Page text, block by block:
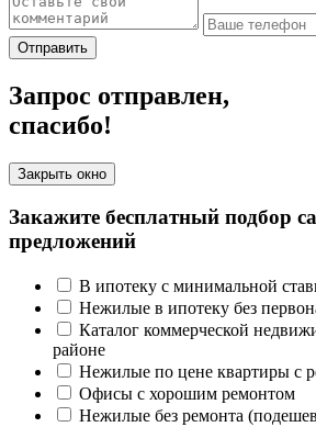
Отправить
Запрос отправлен,
спасибо!
Закрыть окно
Закажите бесплатный подбор
предложений
В ипотеку с минимальной
Нежилые в ипотеку без
Каталог коммерческой
районе
Нежилые по цене квартиры с
Офисы с хорошим ремонтом
Нежилые без ремонта